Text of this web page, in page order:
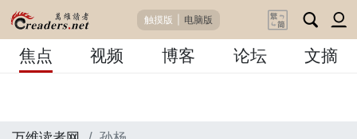
触摸版 电脑版
焦点 视频 博客 论坛 文摘